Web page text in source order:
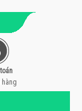
hàng